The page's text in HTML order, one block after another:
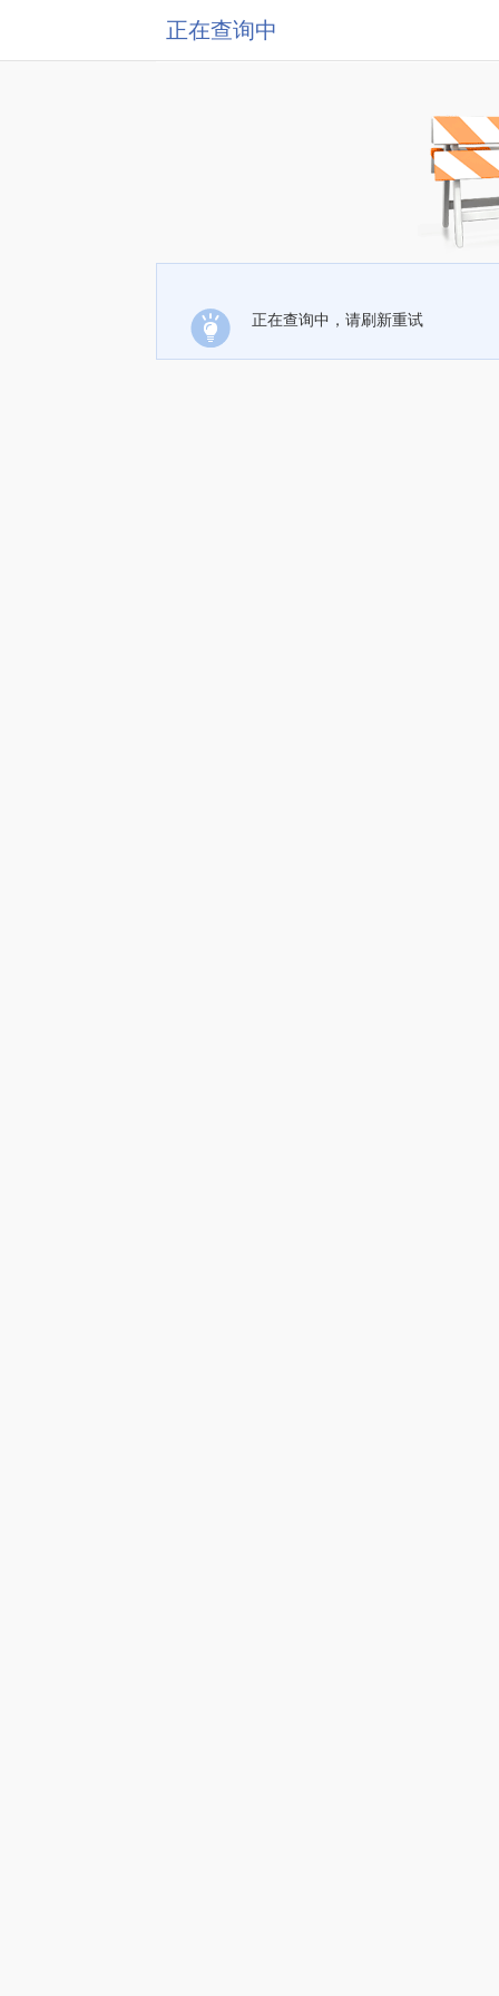
正在查询中
正在查询中，请刷新重试